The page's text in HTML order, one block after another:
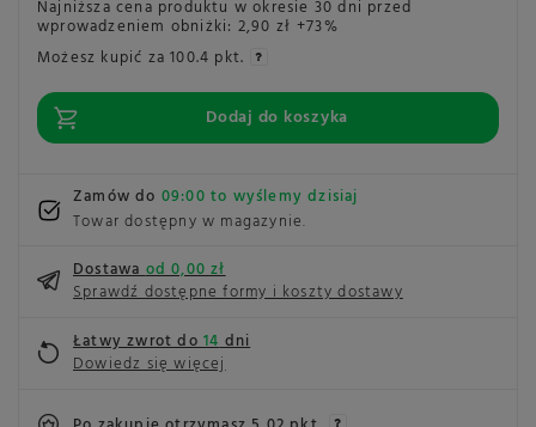
Najniższa cena produktu w okresie 30 dni przed
wprowadzeniem obniżki: 2,90 zł +73%
Możesz kupić za100.4 pkt.
Dodaj do koszyka
Zamów do 09:00 to wyślemy dzisiaj
Towar dostępny w magazynie
Dostawaod 0,00 zł
Sprawdź dostępne formy i koszty dostawy
Łatwy zwrot do14dni
Dowiedz się więcej